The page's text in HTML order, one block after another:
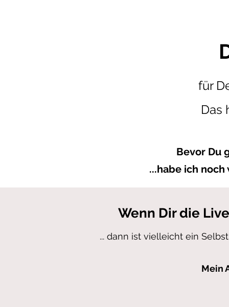
für
Das
Bevor Du
...habe ich noch
Wenn Dir die
... dann ist vielleicht ein
Mein